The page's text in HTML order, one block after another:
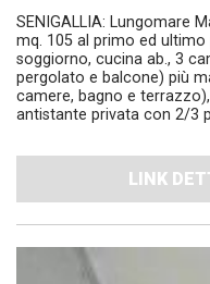
SENIGALLIA: Lungomare
mq. 105 al primo ed
soggiorno, cucina ab., 3
pergolato e balcone) più
camere, bagno e
antistante privata con 2/3
LINK